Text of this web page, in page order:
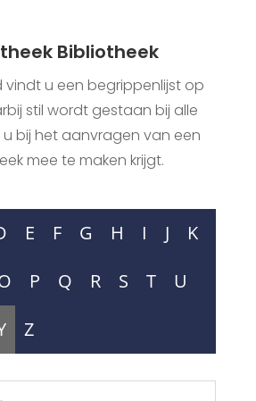
Bibliotheek
u een begrippenlijst op
stil wordt gestaan bij alle
bij het aanvragen van een
mee te maken krijgt.
E F G H I J
K
P Q R S T
U
Z